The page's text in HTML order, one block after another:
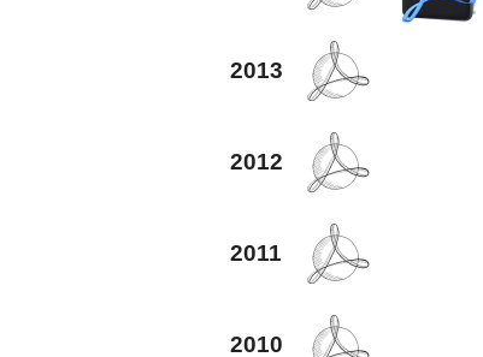
2013
2012
2011
2010